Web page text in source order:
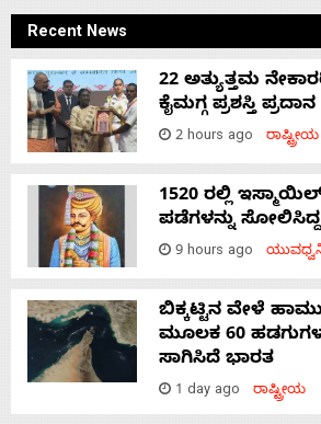
Recent News
22 ಅತ್ಯುತ್ತಮ
ಕೈಮಗ್ಗ ಪ್ರಶಸ್ತಿ ಪ್ರದಾನ
2 hours ago ರಾಷ್ಟ್ರೀಯ
1520 ರಲ್ಲಿ
ಪಡೆಗಳನ್ನು
9 hours ago
ಬಿಕ್ಕಟ್ಟಿನ ವೇಳೆ
ಮೂಲಕ 60
ಸಾಗಿಸಿದೆ ಭಾರತ
1 day ago ರಾಷ್ಟ್ರೀಯ